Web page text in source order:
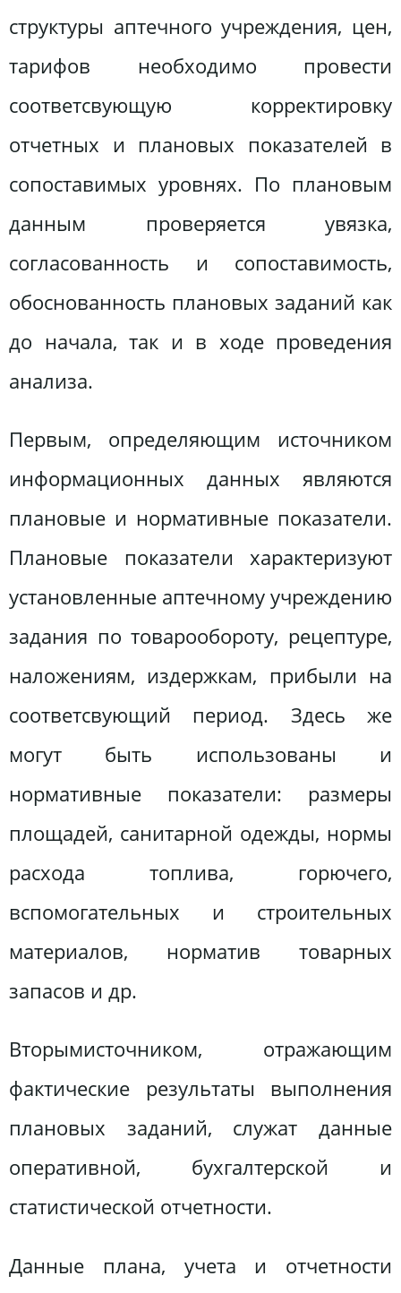
структуры аптечного учреждения, цен,
тарифов необходимо провести
соответсвующую корректировку
отчетных и плановых показателей в
сопоставимых уровнях. По плановым
данным проверяется увязка,
согласованность и сопоставимость,
обоснованность плановых заданий как
до начала, так и в ходе проведения
анализа.
Первым, определяющим источником
информационных данных являются
плановые и нормативные показатели.
Плановые показатели характеризуют
установленные аптечному учреждению
задания по товарообороту, рецептуре,
наложениям, издержкам, прибыли на
соответсвующий период. Здесь же
могут быть использованы и
нормативные показатели: размеры
площадей, санитарной одежды, нормы
расхода топлива, горючего,
вспомогательных и строительных
материалов, норматив товарных
запасов и др.
Вторымисточником, отражающим
фактические результаты выполнения
плановых заданий, служат данные
оперативной, бухгалтерской и
статистической отчетности.
Данные плана, учета и отчетности